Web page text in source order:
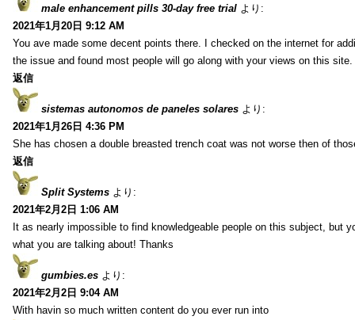
male enhancement pills 30-day free trial より:
2021年1月20日 9:12 AM
You ave made some decent points there. I checked on the internet for
the issue and found most people will go along with your views on this site.
返信
sistemas autonomos de paneles solares より:
2021年1月26日 4:36 PM
She has chosen a double breasted trench coat was not worse then of
返信
Split Systems より:
2021年2月2日 1:06 AM
It as nearly impossible to find knowledgeable people on this subject, but
what you are talking about! Thanks
gumbies.es より:
2021年2月2日 9:04 AM
With havin so much written content do you ever run into